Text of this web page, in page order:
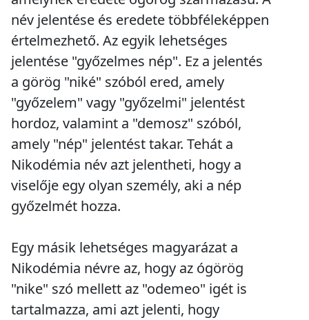
név jelentése és eredete többféleképpen
értelmezhető. Az egyik lehetséges
jelentése "győzelmes nép". Ez a jelentés
a görög "niké" szóból ered, amely
"győzelem" vagy "győzelmi" jelentést
hordoz, valamint a "demosz" szóból,
amely "nép" jelentést takar. Tehát a
Nikodémia név azt jelentheti, hogy a
viselője egy olyan személy, aki a nép
győzelmét hozza.
Egy másik lehetséges magyarázat a
Nikodémia névre az, hogy az ógörög
"nike" szó mellett az "odemeo" igét is
tartalmazza, ami azt jelenti, hogy